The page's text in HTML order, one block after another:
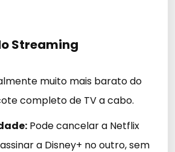
Streaming
muito mais barato do
completo de TV a cabo.
Pode cancelar a Netflix
a Disney+ no outro, sem